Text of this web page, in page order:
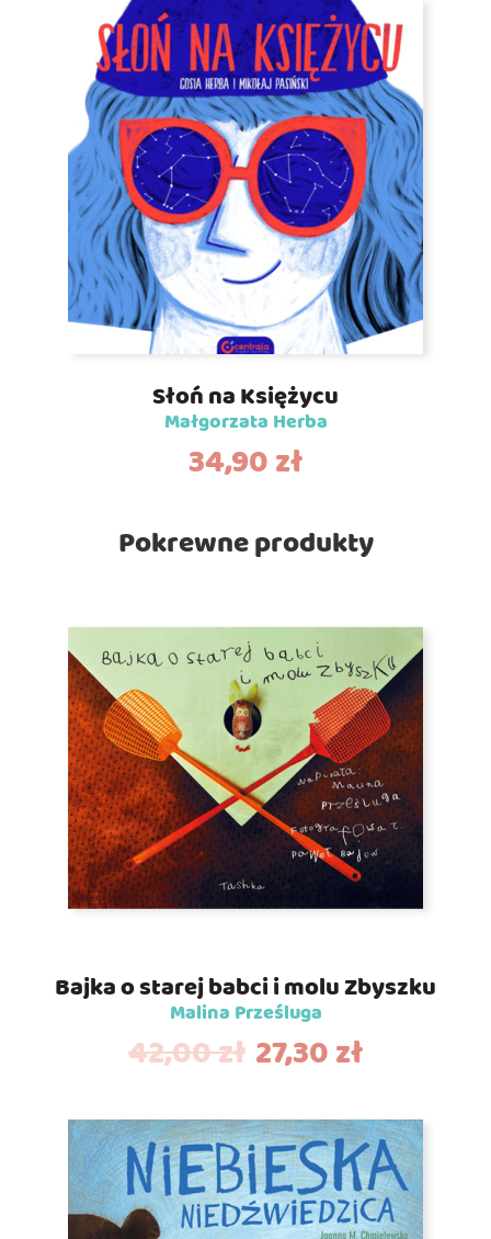
Słoń na Księżycu
Małgorzata Herba
34,90zł
Pokrewne produkty
Bajka o starej babci i molu Zbyszku
Malina Prześluga
42,00zł 27,30zł